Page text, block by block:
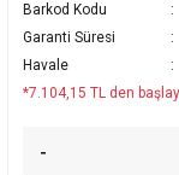
Barkod Kodu
Garanti Süresi
Havale
*7.104,15 TL den